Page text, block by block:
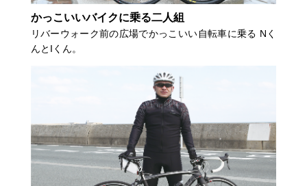
かっこいいバイクに乗る二人組
リバーウォーク前の広場でかっこいい自転車に乗る Nく
んとIくん。